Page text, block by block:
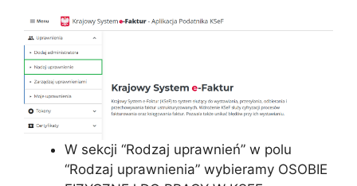
W sekcji “Rodzaj uprawnień” w polu
“Rodzaj uprawnienia” wybieramy OSOBIE